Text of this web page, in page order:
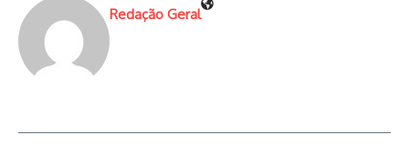
Redação Geral